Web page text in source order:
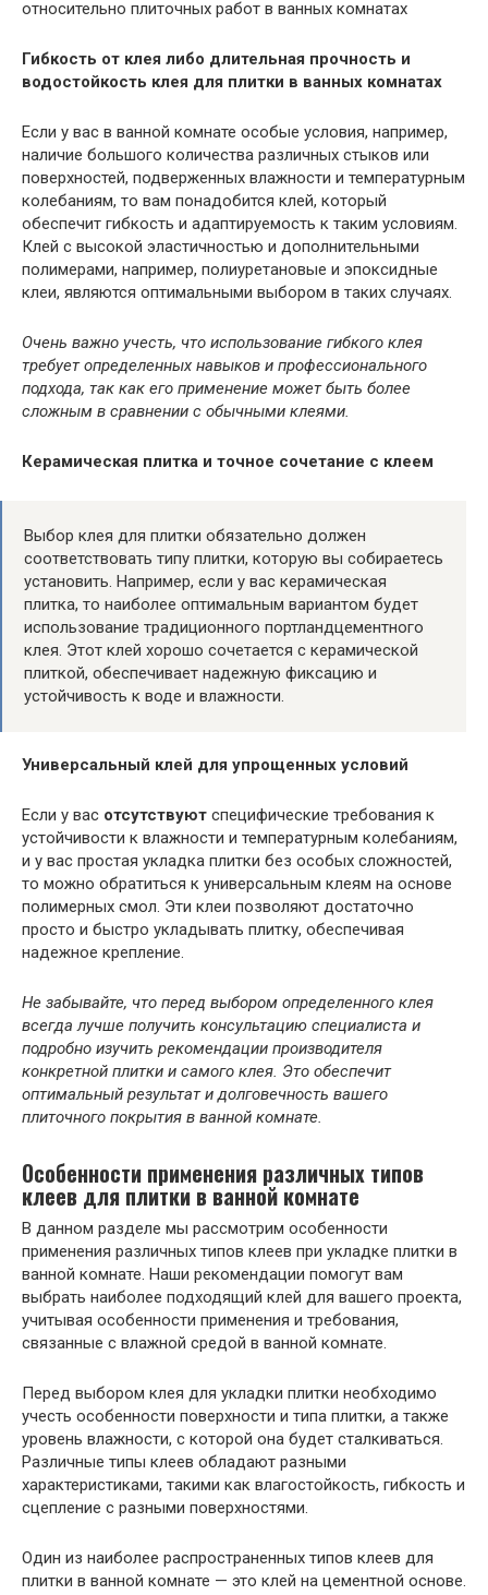
Гибкость от клея либо длительная прочность и
водостойкость клея для плитки в ванных комнатах
Если у вас в ванной комнате особые условия, например,
наличие большого количества различных стыков или
поверхностей, подверженных влажности и температурным
колебаниям, то вам понадобится клей, который
обеспечит гибкость и адаптируемость к таким условиям.
Клей с высокой эластичностью и дополнительными
полимерами, например, полиуретановые и эпоксидные
клеи, являются оптимальными выбором в таких случаях.
Очень важно учесть, что использование гибкого клея
требует определенных навыков и профессионального
подхода, так как его применение может быть более
сложным в сравнении с обычными клеями.
Керамическая плитка и точное сочетание с клеем
Выбор клея для плитки обязательно должен
соответствовать типу плитки, которую вы собираетесь
установить. Например, если у вас керамическая
плитка, то наиболее оптимальным вариантом будет
использование традиционного портландцементного
клея. Этот клей хорошо сочетается с керамической
плиткой, обеспечивает надежную фиксацию и
устойчивость к воде и влажности.
Универсальный клей для упрощенных условий
Если у вас отсутствуют специфические требования к
устойчивости к влажности и температурным колебаниям,
и у вас простая укладка плитки без особых сложностей,
то можно обратиться к универсальным клеям на основе
полимерных смол. Эти клеи позволяют достаточно
просто и быстро укладывать плитку, обеспечивая
надежное крепление.
Не забывайте, что перед выбором определенного клея
всегда лучше получить консультацию специалиста и
подробно изучить рекомендации производителя
конкретной плитки и самого клея. Это обеспечит
оптимальный результат и долговечность вашего
плиточного покрытия в ванной комнате.
Особенности применения различных типов
клеев для плитки в ванной комнате
В данном разделе мы рассмотрим особенности
применения различных типов клеев при укладке плитки в
ванной комнате. Наши рекомендации помогут вам
выбрать наиболее подходящий клей для вашего проекта,
учитывая особенности применения и требования,
связанные с влажной средой в ванной комнате.
Перед выбором клея для укладки плитки необходимо
учесть особенности поверхности и типа плитки, а также
уровень влажности, с которой она будет сталкиваться.
Различные типы клеев обладают разными
характеристиками, такими как влагостойкость, гибкость и
сцепление с разными поверхностями.
Один из наиболее распространенных типов клеев для
плитки в ванной комнате — это клей на цементной основе.